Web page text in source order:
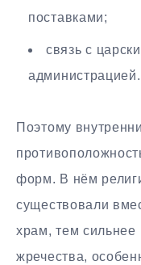
поставками;
связь с
администрацией.
Поэтому
форм. В нём
существовали
храм, тем сильнее
жречества,